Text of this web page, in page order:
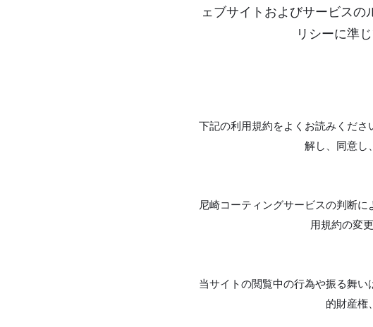
ェブサイトおよびサービス
リシーに準
下記の利用規約をよくお読みくだ
解し、同意し
尼崎コーティングサービスの判断
用規約の変
当サイトの閲覧中の行為や振る舞
的財産権